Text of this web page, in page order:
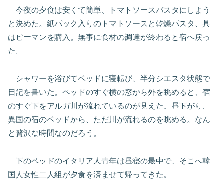
今夜の夕食は安くて簡単、トマトソースパスタにしよう
と決めた。紙パック入りのトマトソースと乾燥パスタ、具
はピーマンを購入。無事に食材の調達が終わると宿へ戻っ
た。
シャワーを浴びてベッドに寝転び、半分シエスタ状態で
日記を書いた。ベッドのすぐ横の窓から外を眺めると、宿
のすぐ下をアルガ川が流れているのが見えた。昼下がり、
異国の宿のベッドから、ただ川が流れるのを眺める。なん
と贅沢な時間なのだろう。
下のベッドのイタリア人青年は昼寝の最中で、そこへ韓
国人女性二人組が夕食を済ませて帰ってきた。